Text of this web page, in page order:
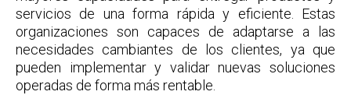
servicios de una forma rápida y eficiente. Estas
organizaciones son capaces de adaptarse a las
necesidades cambiantes de los clientes, ya que
pueden implementar y validar nuevas soluciones
operadas de forma más rentable.